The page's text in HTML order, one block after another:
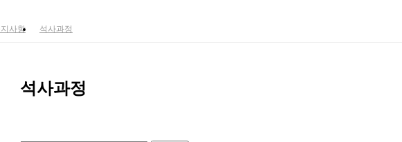
사항 석사과정
석사과정